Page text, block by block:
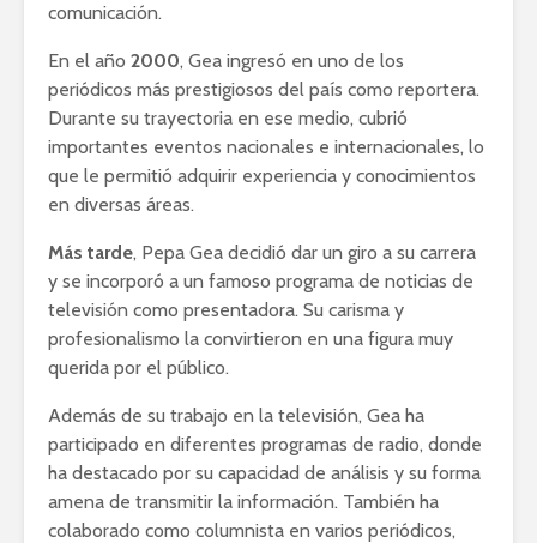
comunicación.
En el año 2000, Gea ingresó en uno de los
periódicos más prestigiosos del país como reportera.
Durante su trayectoria en ese medio, cubrió
importantes eventos nacionales e internacionales, lo
que le permitió adquirir experiencia y conocimientos
en diversas áreas.
Más tarde, Pepa Gea decidió dar un giro a su carrera
y se incorporó a un famoso programa de noticias de
televisión como presentadora. Su carisma y
profesionalismo la convirtieron en una figura muy
querida por el público.
Además de su trabajo en la televisión, Gea ha
participado en diferentes programas de radio, donde
ha destacado por su capacidad de análisis y su forma
amena de transmitir la información. También ha
colaborado como columnista en varios periódicos,